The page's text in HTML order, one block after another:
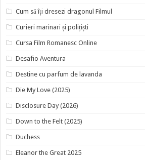
Cum să îți dresezi dragonul Filmul
Curieri marinari și polițiști
Cursa Film Romanesc Online
Desafio Aventura
Destine cu parfum de lavanda
Die My Love (2025)
Disclosure Day (2026)
Down to the Felt (2025)
Duchess
Eleanor the Great 2025